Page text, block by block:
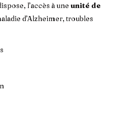
l’accès à une unité de
d’Alzheimer, troubles